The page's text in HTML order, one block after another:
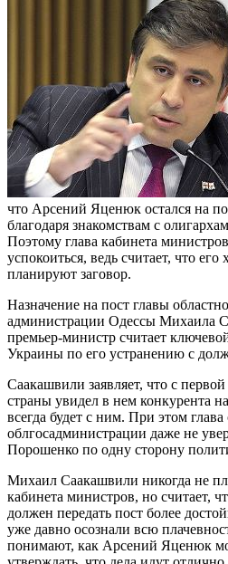
что Арсений Яценюк остался на
благодаря знакомствам с
Поэтому глава кабинета
успокоиться, ведь считает, что его
планируют заговор.
Назначение на пост главы
администрации Одессы Михаила
премьер-министр считает
Украины по его устранению с
Саакашвили заявляет, что с
страны увидел в нем конкурента
всегда будет с ним. При этом глава
облгосадминистрации даже не
Порошенко по одну сторону
Михаил Саакашвили никогда не
кабинета министров, но считает,
должен передать пост более
уже давно осознали всю
понимают, как Арсений Яценюк